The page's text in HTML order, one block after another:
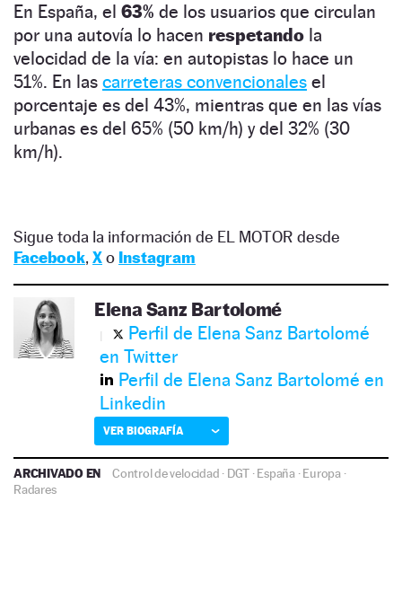
En España, el 63% de los usuarios que circulan
por una autovía lo hacen respetando la
velocidad de la vía: en autopistas lo hace un
51%. En las carreteras convencionales el
porcentaje es del 43%, mientras que en las vías
urbanas es del 65% (50 km/h) y del 32% (30
km/h).
Sigue toda la información de EL MOTOR desde
Facebook, Xo Instagram
Elena Sanz Bartolomé
Perfil de Elena Sanz Bartolomé
en Twitter
Perfil de Elena Sanz Bartolomé en
Linkedin
VER BIOGRAFÍA
ARCHIVADO EN Control de velocidad · DGT ·España·Europa·
Radares